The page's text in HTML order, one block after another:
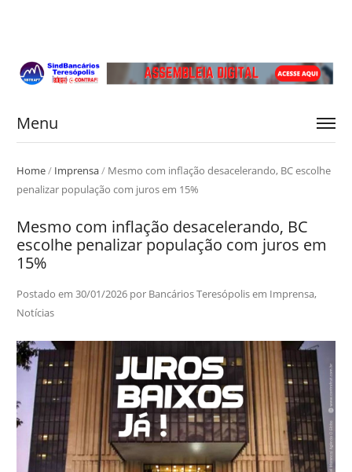
Menu
Home/ Imprensa/ Mesmo com inflação desacelerando, BC escolhe
penalizar população com juros em 15%
Mesmo com inflação desacelerando, BC
escolhe penalizar população com juros em
15%
Postado em 30/01/2026por Bancários Teresópolisem Imprensa,
Notícias